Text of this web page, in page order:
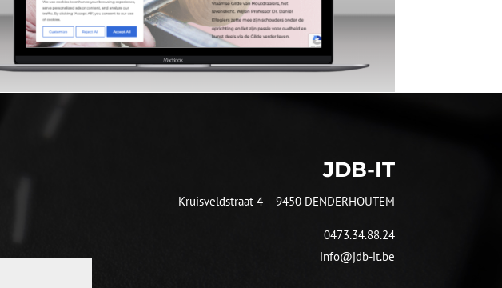
JDB-IT
Kruisveldstraat 4 – 9450 DENDERHOUTEM
0473.34.88.24
info@jdb-it.be